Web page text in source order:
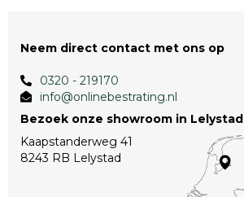
Neem direct contact met ons op
0320 - 219170
info@onlinebestrating.nl
Bezoek onze showroom in Lelystad
Kaapstanderweg 41
8243 RB Lelystad